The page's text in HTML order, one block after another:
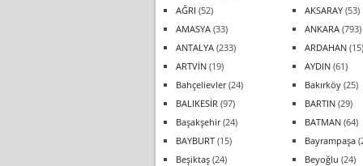
AĞRI (52) AKSARAY (53)
AMASYA (33) ANKARA (793)
ANTALYA (233) ARDAHAN (15)
ARTVİN (19) AYDIN (61)
Bahçelievler(24) Bakırköy (25)
BALIKESİR (97) BARTIN (29)
Başakşehir(24) BATMAN (64)
BAYBURT (15) Bayrampaşa
Beşiktaş (24) Beyoğlu (24)